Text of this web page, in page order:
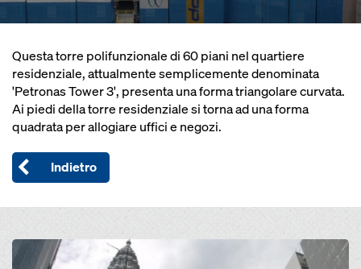
Questa torre polifunzionale di 60 piani nel quartiere
residenziale, attualmente semplicemente denominata
'Petronas Tower 3', presenta una forma triangolare curvata.
Ai piedi della torre residenziale si torna ad una forma
quadrata per allogiare uffici e negozi.
Indietro
Open